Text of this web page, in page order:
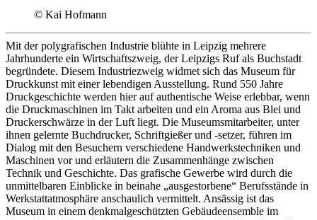
© Kai Hofmann
Mit der polygrafischen Industrie blühte in Leipzig mehrere
Jahrhunderte ein Wirtschaftszweig, der Leipzigs Ruf als Buchstadt
begründete. Diesem Industriezweig widmet sich das Museum für
Druckkunst mit einer lebendigen Ausstellung. Rund 550 Jahre
Druckgeschichte werden hier auf authentische Weise erlebbar, wenn
die Druckmaschinen im Takt arbeiten und ein Aroma aus Blei und
Druckerschwärze in der Luft liegt. Die Museumsmitarbeiter, unter
ihnen gelernte Buchdrucker, Schriftgießer und -setzer, führen im
Dialog mit den Besuchern verschiedene Handwerkstechniken und
Maschinen vor und erläutern die Zusammenhänge zwischen
Technik und Geschichte. Das grafische Gewerbe wird durch die
unmittelbaren Einblicke in beinahe „ausgestorbene“ Berufsstände in
Werkstattatmosphäre anschaulich vermittelt. Ansässig ist das
Museum in einem denkmalgeschützten Gebäudeensemble im